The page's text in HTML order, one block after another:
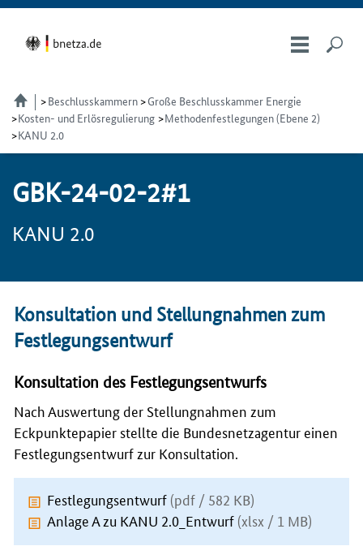
Beschlusskammern
Große Beschlusskammer Energie
Kosten- und Erlösregulierung
Methodenfestlegungen (Ebene 2)
KANU 2.0
GBK-24-02-2#1
KANU 2.0
Konsultation und Stellungnahmen zum
Festlegungsentwurf
Konsultation des Festlegungsentwurfs
Nach Auswertung der Stellungnahmen zum
Eckpunktepapier stellte die Bundesnetzagentur einen
Festlegungsentwurf zur Konsultation.
Festlegungsentwurf (pdf / 582 KB)
Anlage A zu KANU 2.0_Entwurf (xlsx / 1 MB)